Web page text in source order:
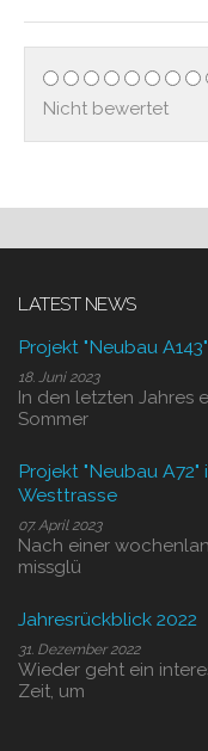
Nicht bewertet
LATEST NEWS
Projekt "Neubau
18. Juni 2023
In den letzten Jahres
Sommer
Projekt "Neubau
Westtrasse
07. April 2023
Nach einer
missglü
Jahresrückblick 2022
31. Dezember 2022
Wieder geht ein
Zeit, um